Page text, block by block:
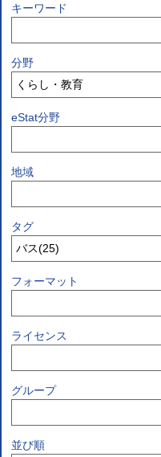
キーワード
分野
eStat分野
地域
タグ
フォーマット
ライセンス
グループ
並び順